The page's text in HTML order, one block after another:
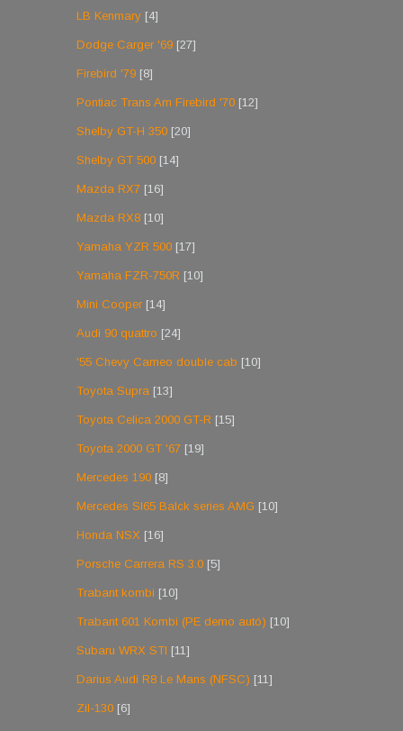
LB Kenmary [4]
Dodge Carger '69 [27]
Firebird '79 [8]
Pontiac Trans Am Firebird '70 [12]
Shelby GT-H 350 [20]
Shelby GT 500 [14]
Mazda RX7 [16]
Mazda RX8 [10]
Yamaha YZR 500 [17]
Yamaha FZR-750R [10]
Mini Cooper [14]
Audi 90 quattro [24]
'55 Chevy Cameo double cab [10]
Toyota Supra [13]
Toyota Celica 2000 GT-R [15]
Toyota 2000 GT '67 [19]
Mercedes 190 [8]
Mercedes Sl65 Balck series AMG [10]
Honda NSX [16]
Porsche Carrera RS 3.0 [5]
Trabant kombi [10]
Trabant 601 Kombi (PE demo autó) [10]
Subaru WRX STI [11]
Darius Audi R8 Le Mans (NFSC) [11]
Zil-130 [6]